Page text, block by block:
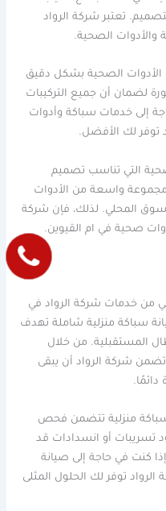
تعتبر شركة الرواد
والأدوات الصحية.
الأدوات الصحية بشكل دقيق
لضمان أن جميع التركيبات
إلى خدمات سباكة وأدوات
توفر لك الأفضل.
التي تناسب تصميم
مجموعة واسعة من الأدوات
المحلي. لذلك، فإن شركة
صحية في ام القيوين.
من خدمات شركة الرواد في
سباكة منزلية شاملة تهدف
المستقبلية. من خلال
شركة الرواد أن يبقى
سباكة منزلية تتضمن فحص
تسريبات أو انسدادات قد
كنت في حاجة إلى صيانة
توفر لك الحلول المثلى